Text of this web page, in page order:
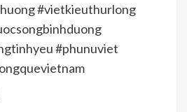
#vietkieuthurlong
#phunuviet